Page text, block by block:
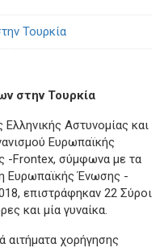
Τουρκία
στην Τουρκία
Αστυνομίας και
Ευρωπαϊκής
-Frontex, σύμφωνα με τα
Ευρωπαϊκής Ένωσης -
επιστράφηκαν 22 Σύροι
και μία γυναίκα.
αιτήματα χορήγησης